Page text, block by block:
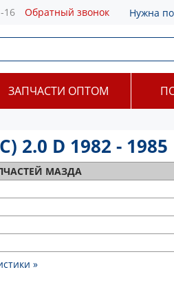
16 Обратный звонок Нужна
ЗАПЧАСТИ ОПТОМ
2.0 D 1982 - 1985
МАЗДА
»